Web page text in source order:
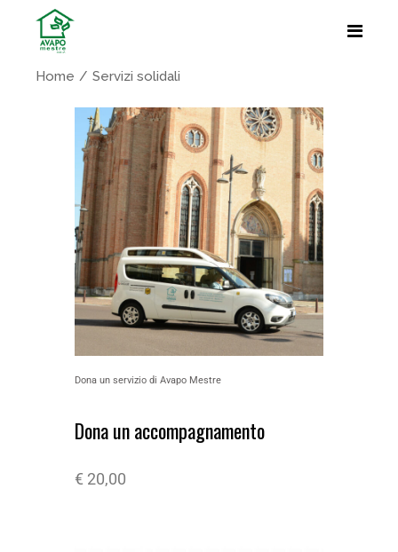
Home Servizi solidali
Dona un servizio di Avapo Mestre
Dona un accompagnamento
€ 20,00